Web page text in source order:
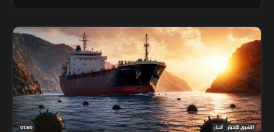
01:50 الشرق للأخبار أخبار